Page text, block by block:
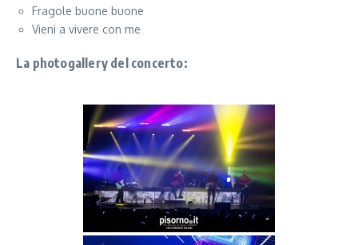
Fragole buone buone
Vieni a vivere con me
La photogallery del concerto: